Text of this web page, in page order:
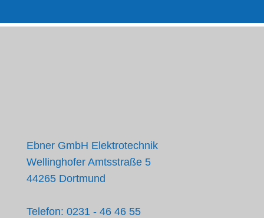
Ebner GmbH Elektrotechnik
Wellinghofer Amtsstraße 5
44265 Dortmund
Telefon: 0231 - 46 46 55